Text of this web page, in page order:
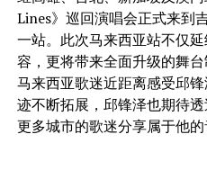
Lines》巡回演唱会正式来到
一站。此次马来西亚站不仅
容，更将带来全面升级的舞
马来西亚歌迷近距离感受邱
迹不断拓展，邱锋泽也期待
更多城市的歌迷分享属于他的